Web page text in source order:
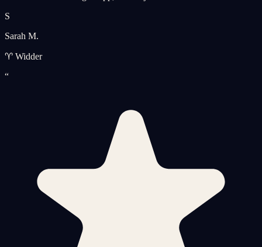
S
Sarah M.
♈ Widder
“